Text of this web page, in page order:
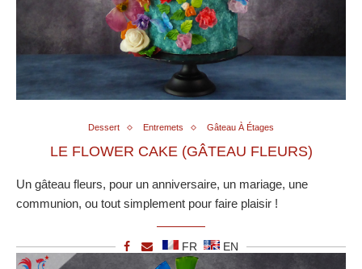
Dessert Entremets Gâteau À Étages
LE FLOWER CAKE (GÂTEAU FLEURS)
Un gâteau fleurs, pour un anniversaire, un mariage, une
communion, ou tout simplement pour faire plaisir !
FR EN